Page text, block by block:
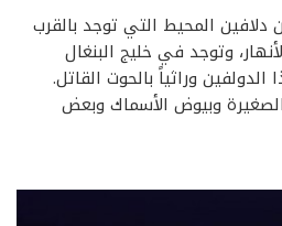
دلافين المحيط التي توجد بالقرب
وتوجد في خليج البنغال
وراثياً بالحوت القاتل.
وبيوض الأسماك وبعض